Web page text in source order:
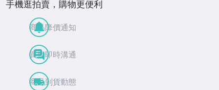
最新公告
手機逛拍賣，購物更便利
商品降價通知
買賣即時溝通